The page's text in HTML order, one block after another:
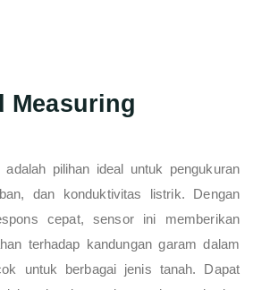
Measuring
pilihan ideal untuk pengukuran
dan konduktivitas listrik. Dengan
cepat, sensor ini memberikan
terhadap kandungan garam dalam
untuk berbagai jenis tanah. Dapat